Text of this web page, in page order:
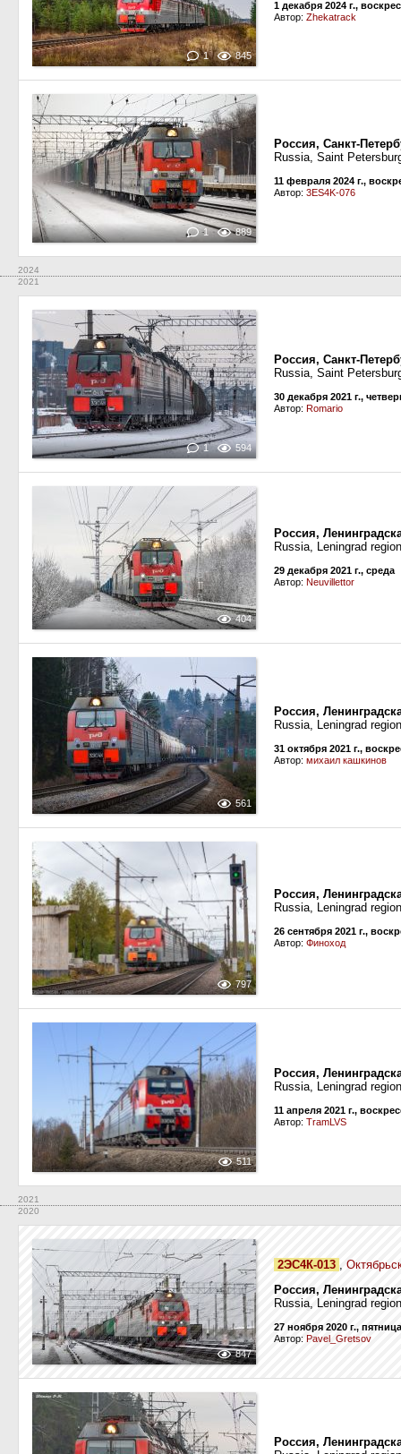
1 845
1 декабря 2024 г.,
Автор: Zhekatrack
1 889
Россия, Санкт-
Russia, Saint
11 февраля 2024 г.,
Автор: 3ES4K-076
2024
2021
1 594
Россия, Санкт-
Russia, Saint
30 декабря 2021 г.,
Автор: Romario
404
Россия,
Russia, Leningrad
29 декабря 2021 г., среда
Автор: Neuvillettor
561
Россия,
Russia, Leningrad
31 октября 2021 г.,
Автор: михаил кашкинов
797
Россия,
Russia, Leningrad
26 сентября 2021 г.,
Автор: Финоход
511
Россия,
Russia, Leningrad
11 апреля 2021 г.,
Автор: TramLVS
2021
2020
847
2ЭС4К-013 ,
Россия,
Russia, Leningrad
27 ноября 2020 г., пятница
Автор: Pavel_Gretsov
Россия,